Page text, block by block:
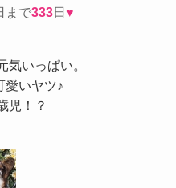
まで333日♥
気いっぱい。
愛いヤツ♪
児！？